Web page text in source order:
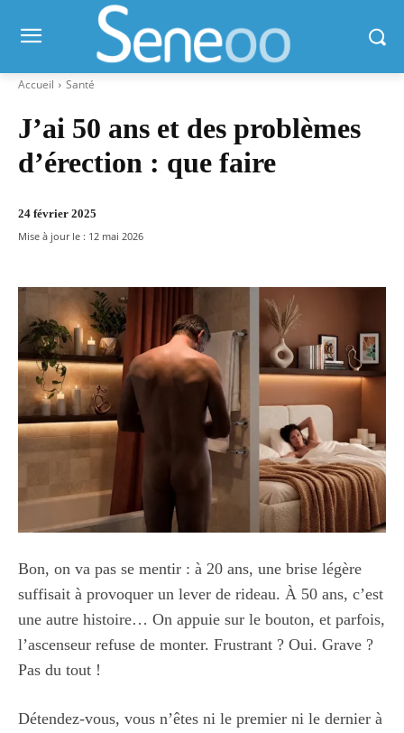
Accueil Santé
J’ai 50 ans et des problèmes
d’érection : que faire
24 février 2025
Mise à jour le : 12 mai 2026
Bon, on va pas se mentir : à 20 ans, une brise légère
suffisait à provoquer un lever de rideau. À 50 ans, c’est
une autre histoire… On appuie sur le bouton, et parfois,
l’ascenseur refuse de monter. Frustrant ? Oui. Grave ?
Pas du tout !
Détendez-vous, vous n’êtes ni le premier ni le dernier à